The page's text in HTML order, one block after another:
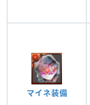
マイネ装備